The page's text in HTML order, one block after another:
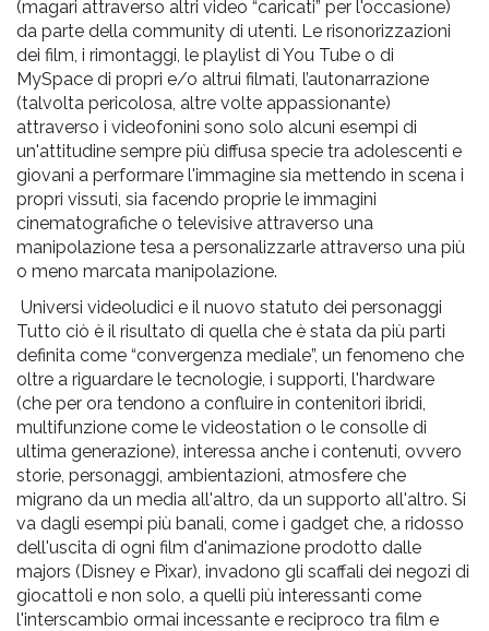
(magari attraverso altri video “caricati” per l'occasione)
da parte della community di utenti. Le risonorizzazioni
dei film, i rimontaggi, le playlist di You Tube o di
MySpace di propri e/o altrui filmati, l’autonarrazione
(talvolta pericolosa, altre volte appassionante)
attraverso i videofonini sono solo alcuni esempi di
un'attitudine sempre più diffusa specie tra adolescenti e
giovani a performare l'immagine sia mettendo in scena i
propri vissuti, sia facendo proprie le immagini
cinematografiche o televisive attraverso una
manipolazione tesa a personalizzarle attraverso una più
o meno marcata manipolazione.
Universi videoludici e il nuovo statuto dei personaggi
Tutto ciò è il risultato di quella che è stata da più parti
definita come “convergenza mediale”, un fenomeno che
oltre a riguardare le tecnologie, i supporti, l'hardware
(che per ora tendono a confluire in contenitori ibridi,
multifunzione come le videostation o le consolle di
ultima generazione), interessa anche i contenuti, ovvero
storie, personaggi, ambientazioni, atmosfere che
migrano da un media all'altro, da un supporto all'altro. Si
va dagli esempi più banali, come i gadget che, a ridosso
dell'uscita di ogni film d'animazione prodotto dalle
majors (Disney e Pixar), invadono gli scaffali dei negozi di
giocattoli e non solo, a quelli più interessanti come
l'interscambio ormai incessante e reciproco tra film e